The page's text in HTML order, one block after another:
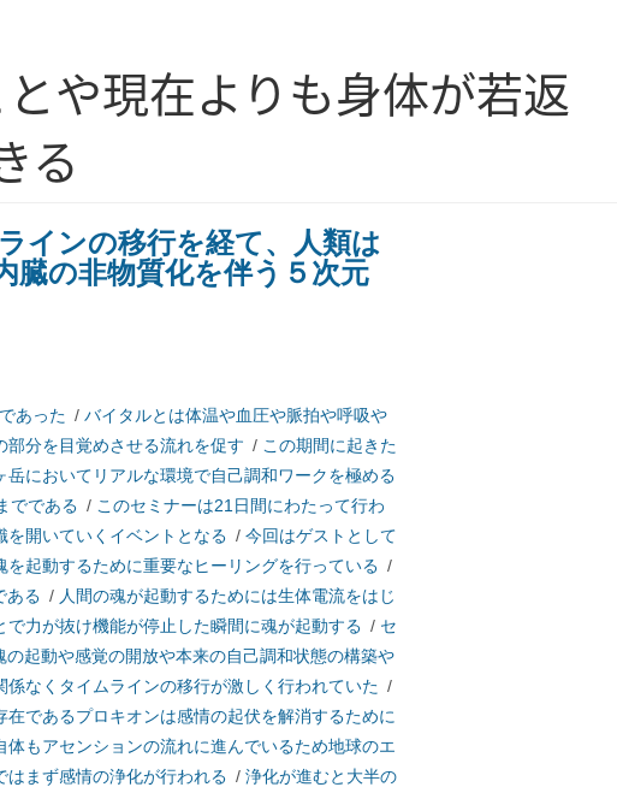
や現在よりも身体が若返
る
インの移行を経て、人類は
臓の非物質化を伴う５次元
あった / バイタルとは体温や血圧や脈拍や呼吸や
分を目覚めさせる流れを促す / この期間に起きた
岳においてリアルな環境で自己調和ワークを極める
でである / このセミナーは21日間にわたって行わ
を開いていくイベントとなる / 今回はゲストとして
を起動するために重要なヒーリングを行っている /
ある / 人間の魂が起動するためには生体電流をはじ
で力が抜け機能が停止した瞬間に魂が起動する / セ
起動や感覚の開放や本来の自己調和状態の構築や
なくタイムラインの移行が激しく行われていた /
在であるプロキオンは感情の起伏を解消するために
もアセンションの流れに進んでいるため地球のエ
はまず感情の浄化が行われる / 浄化が進むと大半の